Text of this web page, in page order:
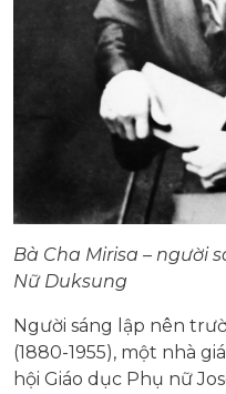
Bà Cha Mirisa – người
Nữ Duksung
Người sáng lập nên
(1880-1955), một nhà
hội Giáo dục Phụ nữ